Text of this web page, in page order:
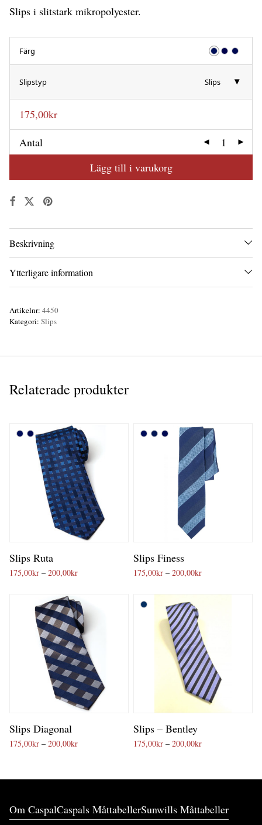
till
200,00kr
Slips i slitstark mikropolyester.
Färg
Slipstyp Slips
175,00kr
Antal
Lägg till i varukorg
Beskrivning
Ytterligare information
Artikelnr: 4450
Kategori: Slips
Relaterade produkter
Slips Ruta
175,00kr – 200,00krPrisintervall: 175,00kr till 200,00kr
Slips Finess
175,00kr – 200,00krPrisintervall:
Slips Diagonal
175,00kr – 200,00krPrisintervall: 175,00kr till 200,00kr
Slips – Bentley
175,00kr – 200,00krPrisintervall:
Om CaspalCaspals MåttabellerSunwills Måttabeller